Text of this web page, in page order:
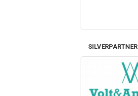
SILVERPARTNER